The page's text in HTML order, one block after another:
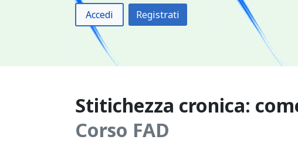
Accedi Registrati
Stitichezza cronica:
Corso FAD